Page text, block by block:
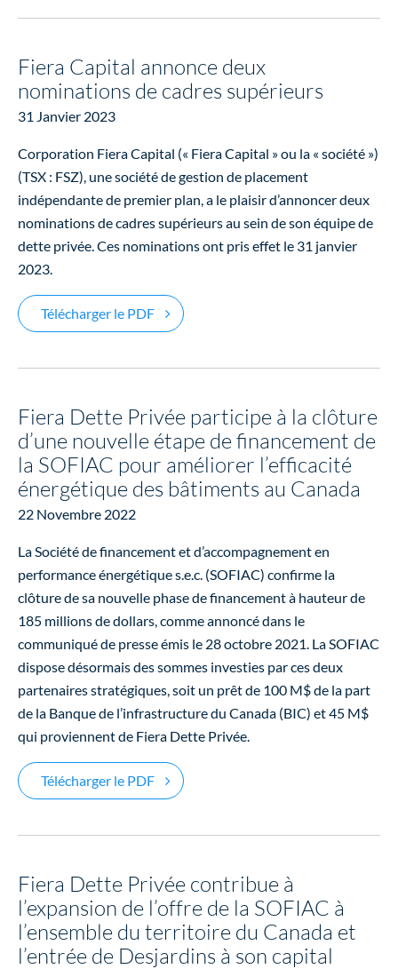
Fiera Capital annonce deux
nominations de cadres supérieurs
31 Janvier 2023
Corporation Fiera Capital (« Fiera Capital » ou la « société »)
(TSX : FSZ), une société de gestion de placement
indépendante de premier plan, a le plaisir d’annoncer deux
nominations de cadres supérieurs au sein de son équipe de
dette privée. Ces nominations ont pris effet le 31 janvier
2023.
Télécharger le PDFFiera Capital annonce deux
Fiera Dette Privée participe à la clôture
d’une nouvelle étape de financement de
la SOFIAC pour améliorer l’efficacité
énergétique des bâtiments au Canada
22 Novembre 2022
La Société de financement et d’accompagnement en
performance énergétique s.e.c. (SOFIAC) confirme la
clôture de sa nouvelle phase de financement à hauteur de
185 millions de dollars, comme annoncé dans le
communiqué de presse émis le 28 octobre 2021. La SOFIAC
dispose désormais des sommes investies par ces deux
partenaires stratégiques, soit un prêt de 100 M$ de la part
de la Banque de l’infrastructure du Canada (BIC) et 45 M$
qui proviennent de Fiera Dette Privée.
Télécharger le PDFFiera Dette Privée participe à la clôture
Fiera Dette Privée contribue à
l’expansion de l’offre de la SOFIAC à
l’ensemble du territoire du Canada et
l’entrée de Desjardins à son capital